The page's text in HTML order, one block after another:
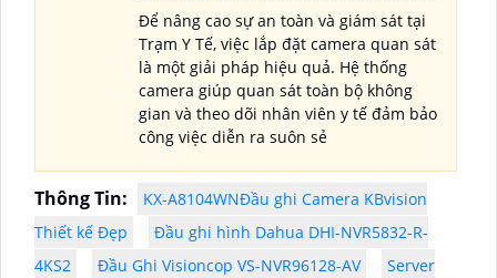
Để nâng cao sự an toàn và giám sát tại
Trạm Y Tế, việc lắp đặt camera quan sát
là một giải pháp hiệu quả. Hệ thống
camera giúp quan sát toàn bộ không
gian và theo dõi nhân viên y tế đảm bảo
công việc diễn ra suôn sẻ
Thông Tin:
KX-A8104WNĐầu ghi Camera KBvision
Thiết kế Đẹp
Đầu ghi hình Dahua DHI-NVR5832-R-
4KS2
Đầu Ghi Visioncop VS-NVR96128-AV
Server